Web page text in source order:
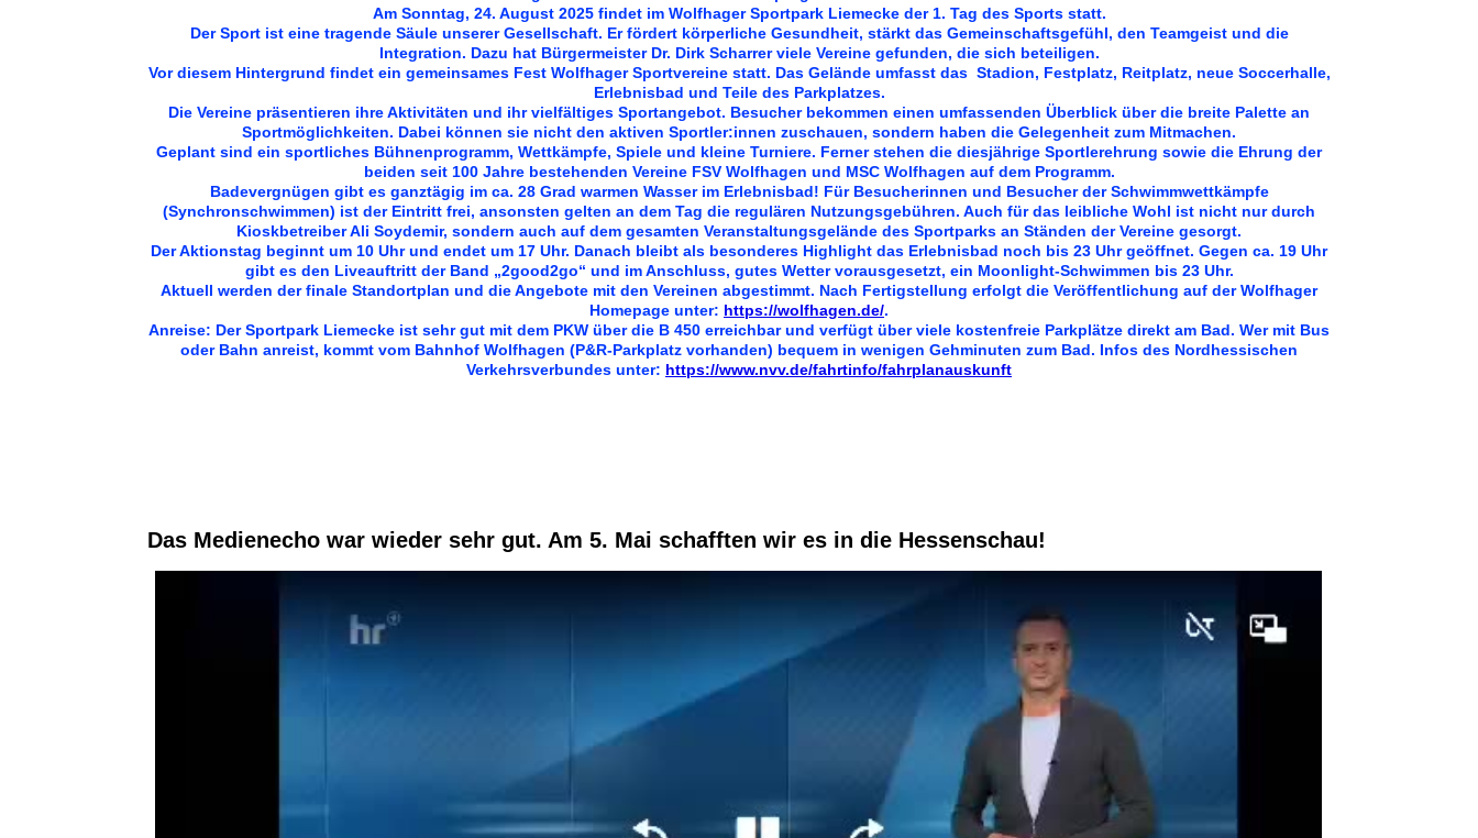
Am Sonntag, 24. August 2025 findet im Wolfhager Sportpark Liemecke der 1. Tag des Sports statt.
Der Sport ist eine tragende Säule unserer Gesellschaft. Er fördert körperliche Gesundheit, stärkt das Gemeinschaftsgefühl, den Teamgeist und die
Integration. Dazu hat Bürgermeister Dr. Dirk Scharrer viele Vereine gefunden, die sich beteiligen.
Vor diesem Hintergrund findet ein gemeinsames Fest Wolfhager Sportvereine statt. Das Gelände umfasst das Stadion, Festplatz, Reitplatz, neue Soccerhalle,
Erlebnisbad und Teile des Parkplatzes.
Die Vereine präsentieren ihre Aktivitäten und ihr vielfältiges Sportangebot. Besucher bekommen einen umfassenden Überblick über die breite Palette an
Sportmöglichkeiten. Dabei können sie nicht den aktiven Sportler:innen zuschauen, sondern haben die Gelegenheit zum Mitmachen.
Geplant sind ein sportliches Bühnenprogramm, Wettkämpfe, Spiele und kleine Turniere. Ferner stehen die diesjährige Sportlerehrung sowie die Ehrung der
beiden seit 100 Jahre bestehenden Vereine FSV Wolfhagen und MSC Wolfhagen auf dem Programm.
Badevergnügen gibt es ganztägig im ca. 28 Grad warmen Wasser im Erlebnisbad! Für Besucherinnen und Besucher der Schwimmwettkämpfe
(Synchronschwimmen) ist der Eintritt frei, ansonsten gelten an dem Tag die regulären Nutzungsgebühren. Auch für das leibliche Wohl ist nicht nur durch
Kioskbetreiber Ali Soydemir, sondern auch auf dem gesamten Veranstaltungsgelände des Sportparks an Ständen der Vereine gesorgt.
Der Aktionstag beginnt um 10 Uhr und endet um 17 Uhr. Danach bleibt als besonderes Highlight das Erlebnisbad noch bis 23 Uhr geöffnet. Gegen ca. 19 Uhr
gibt es den Liveauftritt der Band „2good2go“ und im Anschluss, gutes Wetter vorausgesetzt, ein Moonlight-Schwimmen bis 23 Uhr.
Aktuell werden der finale Standortplan und die Angebote mit den Vereinen abgestimmt. Nach Fertigstellung erfolgt die Veröffentlichung auf der Wolfhager
Homepage unter: https://wolfhagen.de/.
Anreise: Der Sportpark Liemecke ist sehr gut mit dem PKW über die B 450 erreichbar und verfügt über viele kostenfreie Parkplätze direkt am Bad. Wer mit Bus
oder Bahn anreist, kommt vom Bahnhof Wolfhagen (P&R-Parkplatz vorhanden) bequem in wenigen Gehminuten zum Bad. Infos des Nordhessischen
Verkehrsverbundes unter: https://www.nvv.de/fahrtinfo/fahrplanauskunft
Das Medienecho war wieder sehr gut. Am 5. Mai schafften wir es in die Hessenschau!